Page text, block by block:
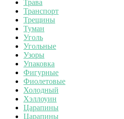
Трава
Транспорт
Трещины
Туман
Уголь
Угольные
Узоры
Упаковка
Фигурные
Фиолетовые
Холодный
Хэллоуин
Царапины
Царапины